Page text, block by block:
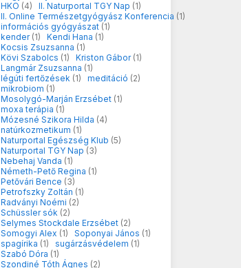
HKO (4) II. Naturportal TGY Nap (1)
II. Online Természetgyógyász Konferencia (1)
információs gyógyászat (1)
kender (1) Kendi Hana (1)
Kocsis Zsuzsanna (1)
Kövi Szabolcs (1) Kriston Gábor (1)
Langmár Zsuzsanna (1)
légúti fertőzések (1) meditáció (2)
mikrobiom (1)
Mosolygó-Marján Erzsébet (1)
moxa terápia (1)
Mózesné Szikora Hilda (4)
natúrkozmetikum (1)
Naturportal Egészség Klub (5)
Naturportal TGY Nap (3)
Nebehaj Vanda (1)
Németh-Pető Regina (1)
Petővári Bence (3)
Petrofszky Zoltán (1)
Radványi Noémi (2)
Schüssler sók (2)
Selymes Stockdale Erzsébet (2)
Somogyi Alex (1) Soponyai János (1)
spagírika (1) sugárzásvédelem (1)
Szabó Dóra (1)
Szondiné Tóth Ágnes (2)